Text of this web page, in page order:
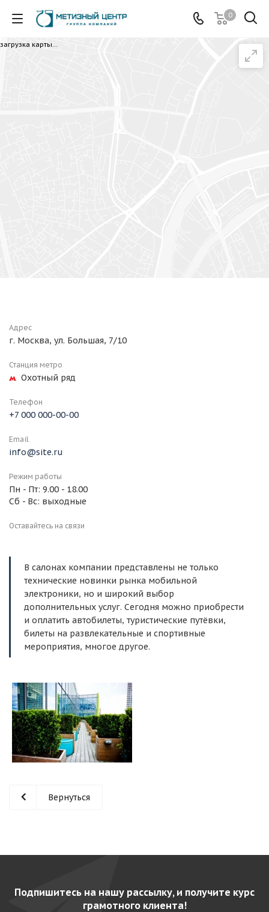
0
загрузка карты...
Адрес
г. Москва, ул. Большая, 7/10
Станция метро
Охотный ряд
Телефон
+7 000 000-00-00
Email
info@site.ru
Режим работы
Пн - Пт: 9.00 - 18.00
Сб - Вс: выходные
Оставайтесь на связи
В салонах компании представлены не только
технические новинки рынка мобильной
электроники, но и широкий выбор
дополнительных услуг. Сегодня можно приобрести
и оплатить автобилеты, туристические путёвки,
билеты на развлекательные и спортивные
мероприятия, многое другое.
Вернуться
Подпишитесь на нашу рассылку, и получите курс
грамотного клиента!